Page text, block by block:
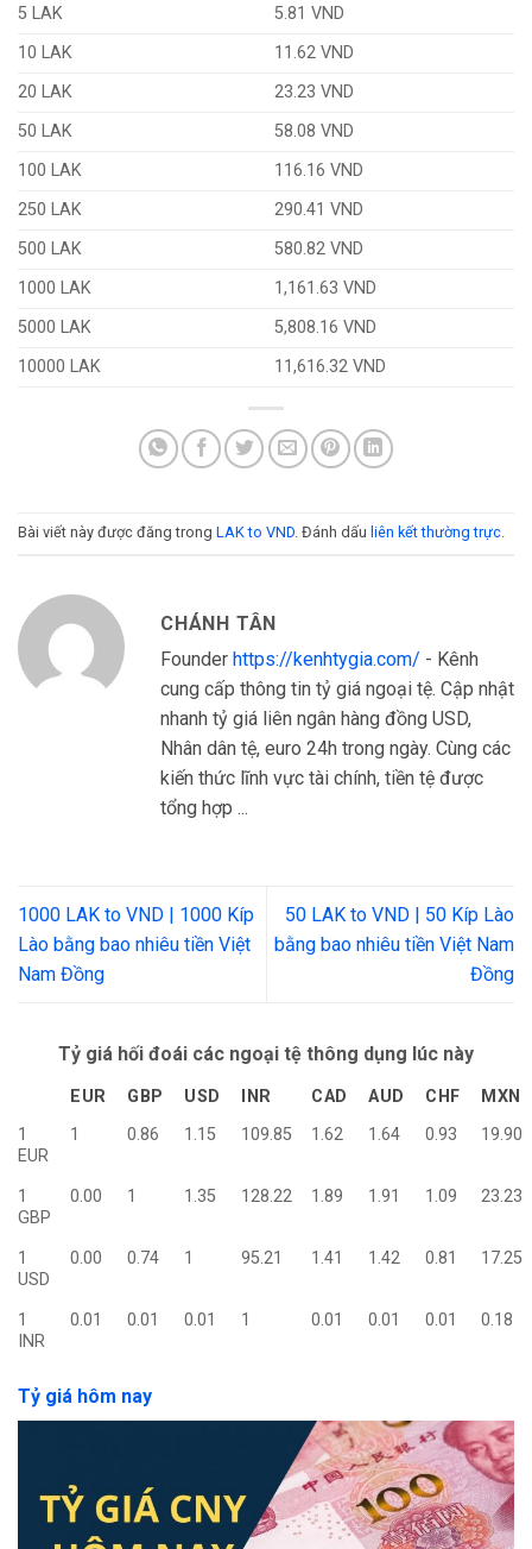
5 LAK
5.81 VND
10 LAK
11.62 VND
20 LAK
23.23 VND
50 LAK
58.08 VND
100 LAK
116.16 VND
250 LAK
290.41 VND
500 LAK
580.82 VND
1000 LAK
1,161.63 VND
5000 LAK
5,808.16 VND
10000 LAK
11,616.32 VND
Bài viết này được đăng trong LAK to VND. Đánh dấu liên kết thường trực.
CHÁNH TÂN
Founder https://kenhtygia.com/ - Kênh
cung cấp thông tin tỷ giá ngoại tệ. Cập nhật
nhanh tỷ giá liên ngân hàng đồng USD,
Nhân dân tệ, euro 24h trong ngày. Cùng các
kiến thức lĩnh vực tài chính, tiền tệ được
tổng hợp ...
1000 LAK to VND | 1000 Kíp
Lào bằng bao nhiêu tiền Việt
Nam Đồng
50 LAK to VND | 50 Kíp Lào
bằng bao nhiêu tiền Việt Nam
Đồng
Tỷ giá hối đoái các ngoại tệ thông dụng lúc này
EUR GBP USD INR CAD AUD CHF
MXN
1
EUR
1 0.86 1.15 109.85 1.62 1.64 0.93 19.90
1
GBP
0.00 1 1.35 128.22 1.89 1.91 1.09 23.23
1
USD
0.00 0.74 1 95.21 1.41 1.42 0.81 17.25
1
INR
0.01 0.01 0.01 1 0.01 0.01 0.01 0.18
Tỷ giá hôm nay